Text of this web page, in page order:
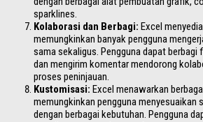
sparklines.
Kolaborasi dan Berbagi: Excel
memungkinkan banyak pengguna
sama sekaligus. Pengguna dapat berbagi
dan mengirim komentar mendorong
proses peninjauan.
Kustomisasi: Excel menawarkan
memungkinkan pengguna menyesuaikan
dengan berbagai kebutuhan. Pengguna